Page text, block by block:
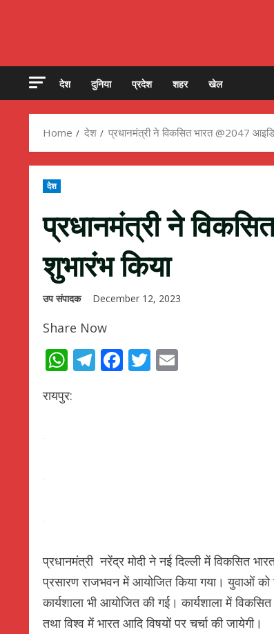
देश दुनिया प्रदेश शहर खेल
Home देश प्रधानमंत्री ने विकसित भारत @2047
देश
प्रधानमंत्री ने
शुभारंभ किया
उप संपादक December 12, 2023
Share Now
WhatsApp
Telegram
Facebook
Twitter
रायपुर:
प्रधानमंत्री नरेंद्र मोदी ने नई दिल्ली में विकसित
प्रसारण राजभवन में आयोजित किया गया। युवाओं
कार्यशाला भी आयोजित की गई। कार्यशाला में
तथा विश्व में भारत आदि विषयों पर चर्चा की जायेगी।